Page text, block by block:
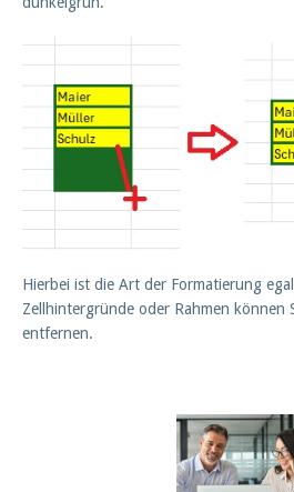
Hierbei ist die Art der Formatierung
Zellhintergründe oder Rahmen können
entfernen.